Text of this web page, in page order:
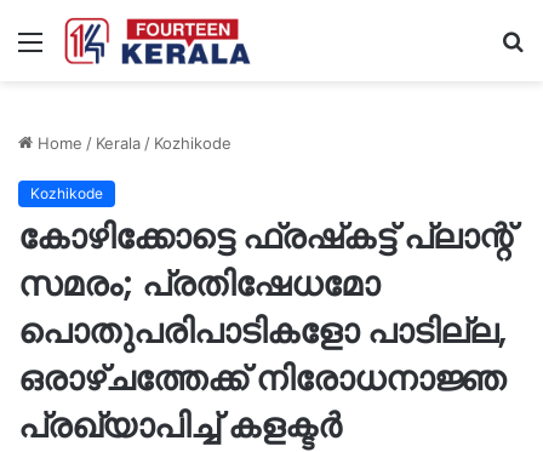
Menu
Home / Kerala/ Kozhikode
Kozhikode
കോഴിക്കോട്ടെ ഫ്രഷ്‌കട്ട് പ്ലാന്റ്
സമരം; പ്രതിഷേധമോ
പൊതുപരിപാടികളോ പാടില്ല,
ഒരാഴ്ചത്തേക്ക് നിരോധനാജ്ഞ
പ്രഖ്യാപിച്ച് കളക്ടർ